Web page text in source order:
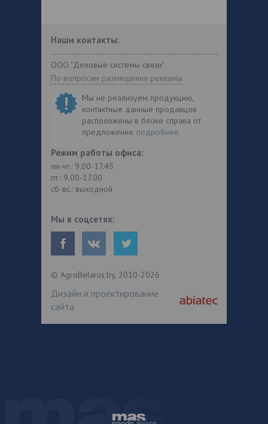
Наши контакты:
ООО "Деловые системы связи"
По вопросам размещения рекламы
Мы не реализуем продукцию,
контактные данные продавцов
расположены в блоке справа от
предложения. подробнее
Режим работы офиса:
пн-чт.: 9.00-17.45
пт.: 9.00-17.00
сб-вс.: выходной
Мы в соцсетях:
© AgroBelarus.by, 2010-2026
Дизайн и проектирование
сайта